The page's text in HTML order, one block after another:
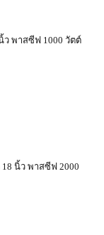
ว พาสซีฟ 1000 วัตต์
นิ้ว พาสซีฟ 2000